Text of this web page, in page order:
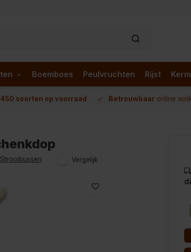
Boemboes Peulvruchten Rijst
450 soorten op voorraad Betrouwbaar online
Strooibussen Vergelijk